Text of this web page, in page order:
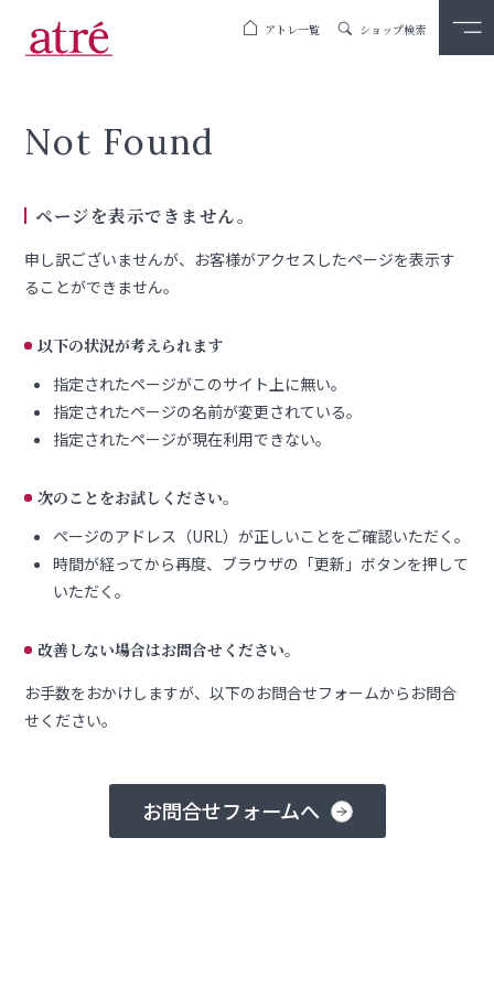
アトレ一覧 ショップ検索
Not Found
ページを表示できません。
申し訳ございませんが、お客様がアクセスしたページを表示す
ることができません。
以下の状況が考えられます
指定されたページがこのサイト上に無い。
指定されたページの名前が変更されている。
指定されたページが現在利用できない。
次のことをお試しください。
ページのアドレス（URL）が正しいことをご確認いただく。
時間が経ってから再度、ブラウザの「更新」ボタンを押して
いただく。
改善しない場合はお問合せください。
お手数をおかけしますが、以下のお問合せフォームからお問合
せください。
お問合せフォームへ